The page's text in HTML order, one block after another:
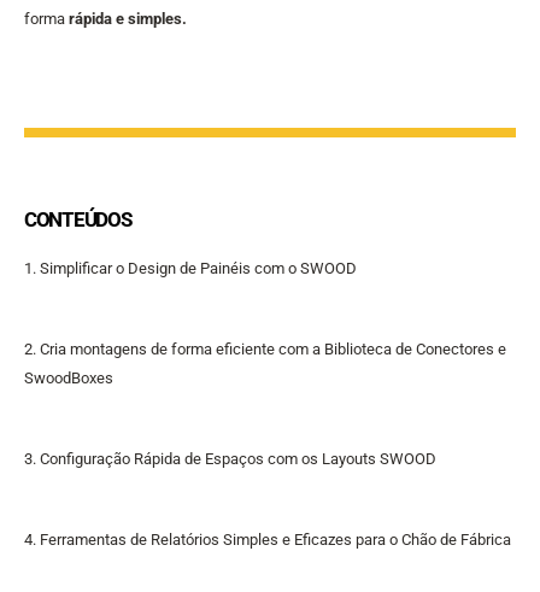
forma rápida e simples.
CONTEÚDOS
1. Simplificar o Design de Painéis com o SWOOD
2. Cria montagens de forma eficiente com a Biblioteca de Conectores e
SwoodBoxes
3. Configuração Rápida de Espaços com os Layouts SWOOD
4. Ferramentas de Relatórios Simples e Eficazes para o Chão de Fábrica